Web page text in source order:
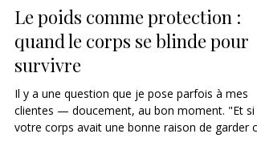
Christine GINIER
6 min de lecture
Le poids comme protection :
quand le corps se blinde pour
survivre